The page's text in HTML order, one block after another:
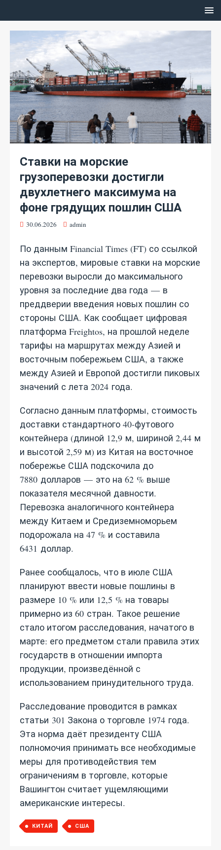
Ставки на морские
грузоперевозки достигли
двухлетнего максимума на
фоне грядущих пошлин США
30.06.2026 admin
По данным Financial Times (FT) со ссылкой
на экспертов, мировые ставки на морские
перевозки выросли до максимального
уровня за последние два года — в
преддверии введения новых пошлин со
стороны США. Как сообщает цифровая
платформа Freightos, на прошлой неделе
тарифы на маршрутах между Азией и
восточным побережьем США, а также
между Азией и Европой достигли пиковых
значений с лета 2024 года.
Согласно данным платформы, стоимость
доставки стандартного 40‑футового
контейнера (длиной 12,9 м, шириной 2,44 м
и высотой 2,59 м) из Китая на восточное
побережье США подскочила до
7880 долларов — это на 62 % выше
показателя месячной давности.
Перевозка аналогичного контейнера
между Китаем и Средиземноморьем
подорожала на 47 % и составила
6431 доллар.
Ранее сообщалось, что в июле США
планируют ввести новые пошлины в
размере 10 % или 12,5 % на товары
примерно из 60 стран. Такое решение
стало итогом расследования, начатого в
марте: его предметом стали правила этих
государств в отношении импорта
продукции, произведённой с
использованием принудительного труда.
Расследование проводится в рамках
статьи 301 Закона о торговле 1974 года.
Эта норма даёт президенту США
полномочия принимать все необходимые
меры для противодействия тем
ограничениям в торговле, которые
Вашингтон считает ущемляющими
американские интересы.
КИТАЙ США